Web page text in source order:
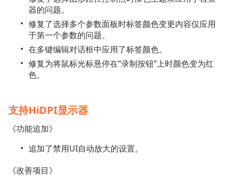
器的问题。
修复了选择多个参数面板时标签颜色变更内容仅应用
于第一个参数的问题。
在多键编辑对话框中应用了标签颜色。
修复为将鼠标光标悬停在“录制按钮”上时颜色变为红
色。
支持HiDPI显示器
《功能追加》
追加了禁用UI自动放大的设置。
《改善项目》